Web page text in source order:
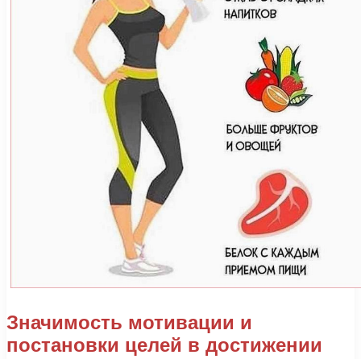
Значимость мотивации и
постановки целей в достижении